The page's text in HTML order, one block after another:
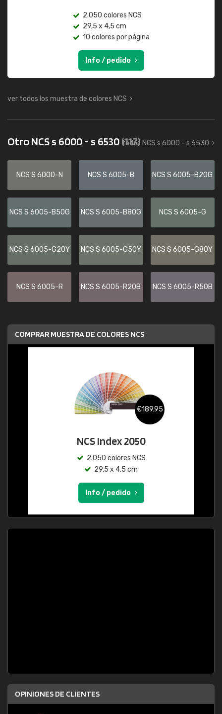
2.050 colores NCS
29,5 x 4,5 cm
10 colores por página
Info / pedido
ver todos los muestra de colores NCS
Otro NCS s 6000 - s 6530(117)
todos NCS s 6000 - s 6530
NCS S 6000-N NCS S 6005-B NCS S 6005-B20G
NCS S 6005-B50G NCS S 6005-B80G NCS S 6005-G
NCS S 6005-G20Y NCS S 6005-G50Y NCS S 6005-G80Y
NCS S 6005-R NCS S 6005-R20B NCS S 6005-R50B
COMPRAR MUESTRA DE COLORES NCS
€189,95
NCS Index 2050
2.050 colores NCS
29,5 x 4,5 cm
Info / pedido
OPINIONES DE CLIENTES